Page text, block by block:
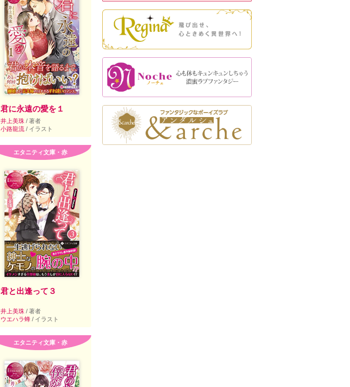
君に永遠の愛を１
井上美珠 / 著者
小路龍流 / イラスト
エタニティ文庫・赤
君と出逢って３
井上美珠 / 著者
ウエハラ蜂 / イラスト
エタニティ文庫・赤